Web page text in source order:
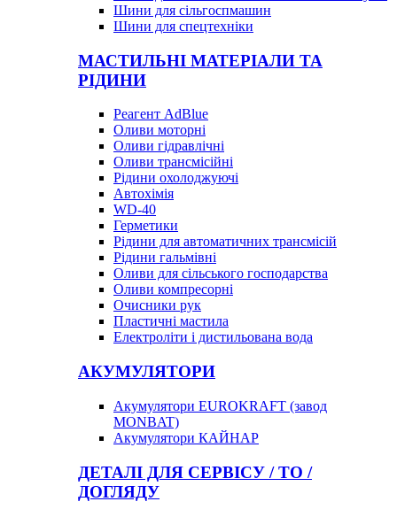
Шини для сільгоспмашин
Шини для спецтехніки
МАСТИЛЬНІ МАТЕРІАЛИ ТА
РІДИНИ
Реагент AdBlue
Оливи моторні
Оливи гідравлічні
Оливи трансмісійні
Рідини охолоджуючі
Автохімія
WD-40
Герметики
Рідини для автоматичних трансмісій
Рідини гальмівні
Оливи для сільського господарства
Оливи компресорні
Очисники рук
Пластичні мастила
Електроліти і дистильована вода
АКУМУЛЯТОРИ
Акумулятори EUROKRAFT (завод
MONBAT)
Акумулятори КАЙНАР
ДЕТАЛІ ДЛЯ СЕРВІСУ / ТО /
ДОГЛЯДУ